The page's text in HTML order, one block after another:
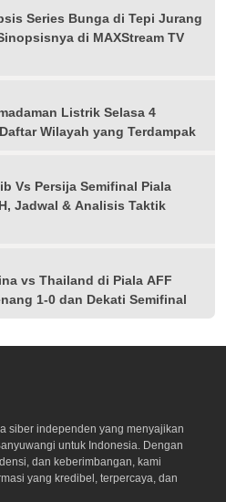
Series Bunga di Tepi Jurang
di MAXStream TV
Listrik Selasa 4
Wilayah yang Terdampak
Vs Persija Semifinal Piala
Jadwal & Analisis Taktik
vs Thailand di Piala AFF
1-0 dan Dekati Semifinal
siber independen yang menyajikan
untuk Indonesia. Dengan
dan keberimbangan, kami
yang kredibel, terpercaya, dan